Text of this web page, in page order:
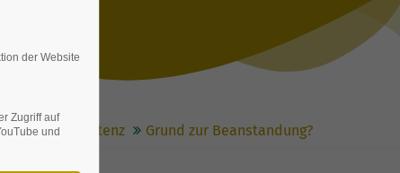
Kompetenz Grund zur Beanstandung?
der Website
Zugriff auf
und